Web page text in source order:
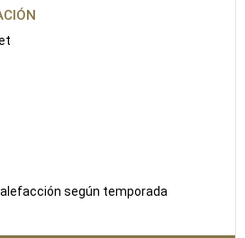
según temporada